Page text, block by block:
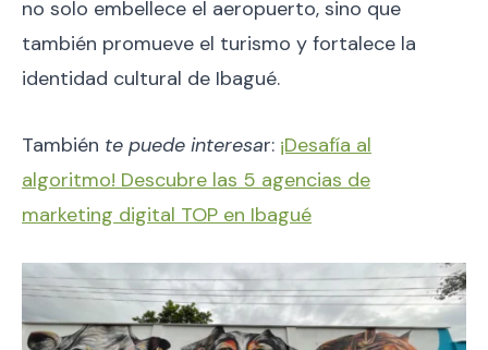
no solo embellece el aeropuerto, sino que
también promueve el turismo y fortalece la
identidad cultural de Ibagué.
También te puede interesar: ¡Desafía al
algoritmo! Descubre las 5 agencias de
marketing digital TOP en Ibagué